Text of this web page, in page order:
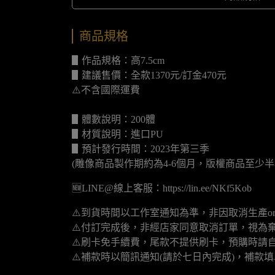
商品規格
▋作品規格：高7.5cm
▋建議售價：全款1370元/訂金470元
⚠️不含國際運費
▋體數說明：200體
▋材質說明：進口PU
▋預計發行時間：2023年第三季
(雕像商品製作期約為4-6個月，版權商品至少
🆕LINE@線上客服：https://lin.ee/NKf5Kob
⚠️到貨時間以工作室通知為準，非因取消生產
⚠️付訂完成後，非經店家同意取消訂單，視為
⚠️刷卡免手續費，尾款不提供刷卡，預購時請
⚠️補款時以簡訊通知(請於七日內完成)，補款